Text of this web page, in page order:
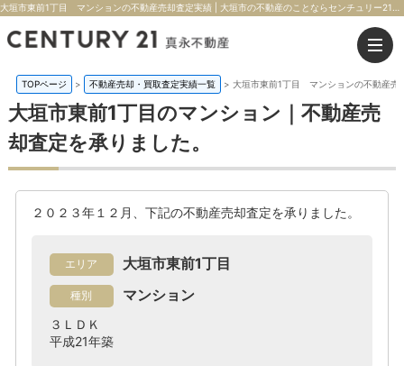
TOPページ > 不動産売却・買取査定実績一覧 > 大垣市東前1丁目 マンションの不動産売
大垣市東前1丁目のマンション｜不動産売
却査定を承りました。
２０２３年１２月、下記の不動産売却査定を承りました。
エリア 大垣市東前1丁目
種別 マンション
３ＬＤＫ
平成21年築